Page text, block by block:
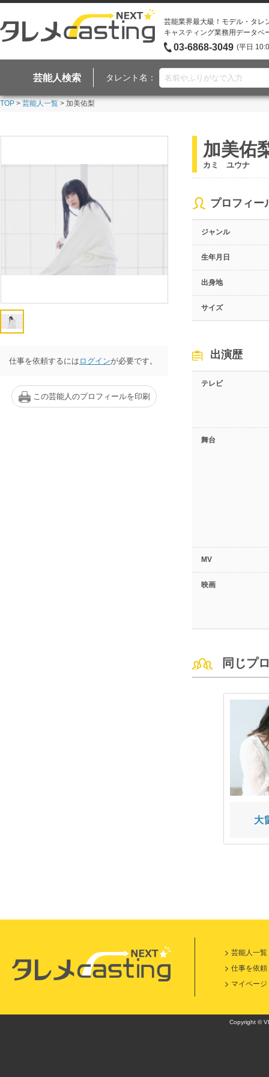
芸能業界最大級！モデル・タレ
キャスティング業務用データベ
03-6868-3049 (平日
芸能人検索 タレント名：
TOP > 芸能人一覧 > 加美佑梨
仕事を依頼するには ログインが必要です。
この芸能人のプロフィールを印刷
加美佑
カミ ユウナ
プロフィー
ジャンル
生年月日
出身地
サイズ
出演歴
テレビ
舞台
MV
映画
同じプ
大
芸能人一覧
仕事を依頼
マイページ
Copyright ©